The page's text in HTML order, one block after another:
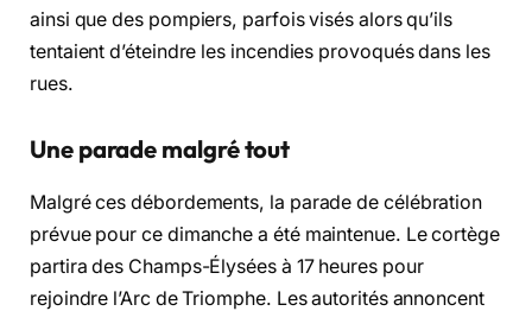
ainsi que des pompiers, parfois visés alors qu’ils
tentaient d’éteindre les incendies provoqués dans les
rues.
Une parade malgré tout
Malgré ces débordements, la parade de célébration
prévue pour ce dimanche a été maintenue. Le cortège
partira des Champs-Élysées à 17 heures pour
rejoindre l’Arc de Triomphe. Les autorités annoncent